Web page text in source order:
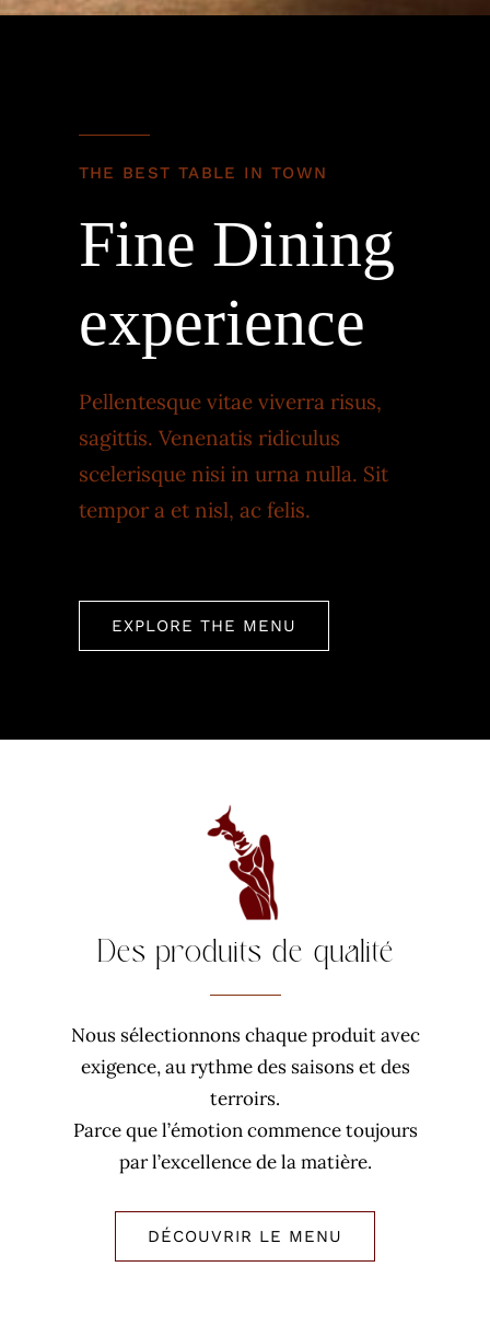
THE BEST TABLE IN TOWN
Fine Dining
experience
Pellentesque vitae viverra risus,
sagittis. Venenatis ridiculus
scelerisque nisi in urna nulla. Sit
tempor a et nisl, ac felis.
EXPLORE THE MENU
Des produits de qualité
Nous sélectionnons chaque produit avec
exigence, au rythme des saisons et des
terroirs.
Parce que l’émotion commence toujours
par l’excellence de la matière.
DÉCOUVRIR LE MENU